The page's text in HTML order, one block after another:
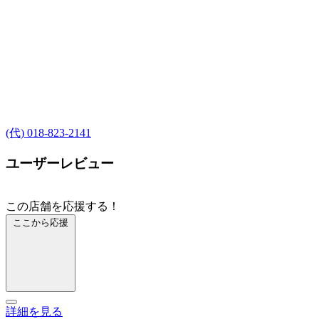
(代) 018-823-2141
ユーザーレビュー
この店舗を応援する！
ここから応援
詳細を見る